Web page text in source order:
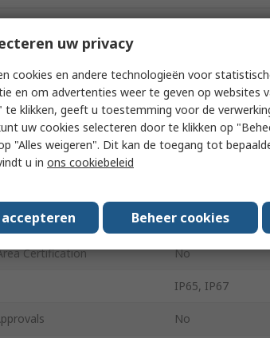
Cable Gland Plug
Yes
Blanking
Black
Certification No
IP65, IP67
No
uw privacy
cookies en andere technologieën voor
en om advertenties weer te geven op websites
te klikken, geeft u toestemming voor de
uw cookies selecteren door te klikken op
"Alles weigeren". Dit kan de toegang tot
u in ons cookiebeleid
Beheer cookies